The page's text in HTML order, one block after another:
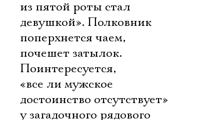
из пятой роты стал
девушкой». Полковник
поперхнется чаем,
почешет затылок.
Поинтересуется,
«все ли мужское
достоинство отсутствует»
у загадочного рядового